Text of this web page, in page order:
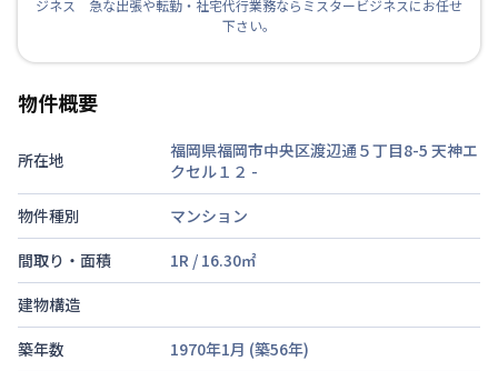
ジネス 急な出張や転勤・社宅代行業務ならミスタービジネスにお任せ
下さい。
物件概要
所在地
福岡県福岡市中央区渡辺通５丁目8-5 天神エ
クセル１２ -
物件種別
マンション
間取り・面積
1R / 16.30㎡
建物構造
築年数
1970年1月 (築56年)